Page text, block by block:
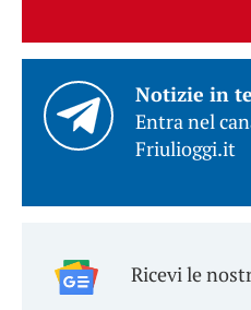
Notizie in
Entra nel
Friulioggi.it
Ricevi le